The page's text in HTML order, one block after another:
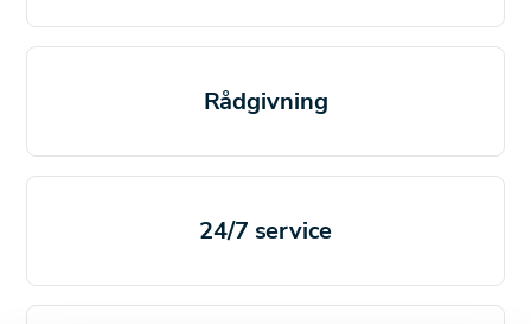
Rådgivning
24/7 service